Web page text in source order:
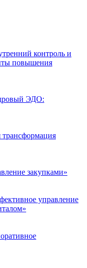
контроль и
повышения
ЭДО:
трансформация
закупками»
управление